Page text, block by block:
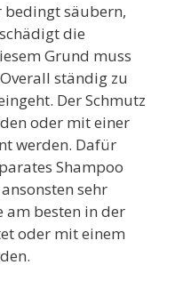
bedingt säubern,
die
Grund muss
ständig zu
Der Schmutz
oder mit einer
werden. Dafür
Shampoo
sehr
am besten in der
oder mit einem